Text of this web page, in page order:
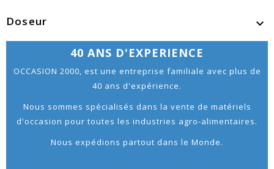
Doseur

40 ANS D'EXPERIENCE
OCCASION 2000, est une entreprise familiale avec plus de
40 ans d'expérience.
Nous sommes spécialisés dans la vente de matériels
d'occasion pour toutes les industries agro-alimentaires.
Nous expédions partout dans le Monde.